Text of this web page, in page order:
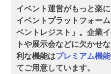
イベント運営がもっと楽
イベントプラットフォー
ベントレジスト」。企業
トや展示会などに欠かせ
利な機能はプレミアム機能
てご用意しています。